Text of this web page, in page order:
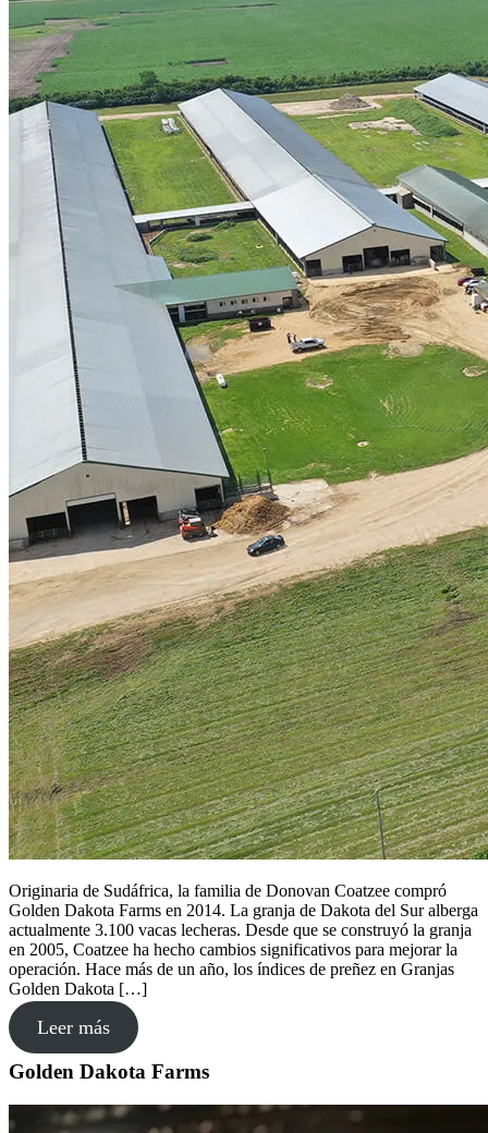
Originaria de Sudáfrica, la familia de Donovan Coatzee compró
Golden Dakota Farms en 2014. La granja de Dakota del Sur alberga
actualmente 3.100 vacas lecheras. Desde que se construyó la granja
en 2005, Coatzee ha hecho cambios significativos para mejorar la
operación. Hace más de un año, los índices de preñez en Granjas
Golden Dakota […]
Leer más
Golden Dakota Farms